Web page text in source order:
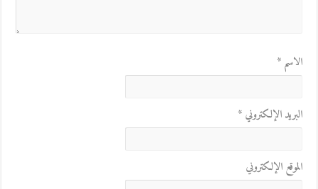
الاسم*
البريد الإلكتروني*
الموقع الإلكتروني